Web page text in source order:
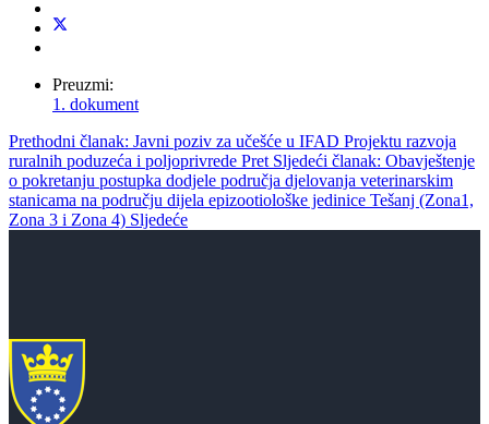
Preuzmi:
1. dokument
Prethodni članak: Javni poziv za učešće u IFAD Projektu razvoja
ruralnih poduzeća i poljoprivrede Pret Sljedeći članak: Obavještenje
o pokretanju postupka dodjele područja djelovanja veterinarskim
stanicama na području dijela epizootiološke jedinice Tešanj (Zona1,
Zona 3 i Zona 4) Sljedeće